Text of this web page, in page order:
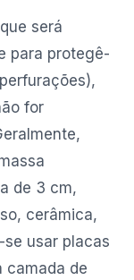
será
para protegê-
for
de 3 cm,
cerâmica,
usar placas
camada de